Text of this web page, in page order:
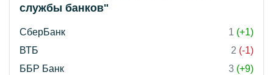
службы банков"
СберБанк 1 (+1)
ВТБ
2 (-1)
ББР Банк
3 (+9)